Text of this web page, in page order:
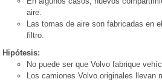
aire.
Las tomas de aire son fabricadas en
filtro.
Hipótesis:
No puede ser que Volvo fabrique
Los camiones Volvo originales llevan